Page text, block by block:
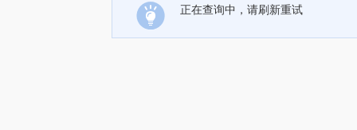
正在查询中，请刷新重试